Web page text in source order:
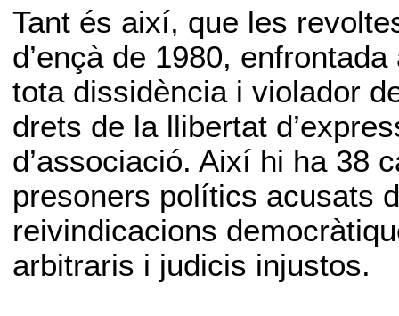
Tant és així, que les
d’ençà de 1980,
tota dissidència i violador
drets de la llibertat
d’associació. Així hi ha 38
presoners polítics acusats
reivindicacions
arbitraris i judicis injustos.